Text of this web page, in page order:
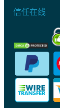
信任在线